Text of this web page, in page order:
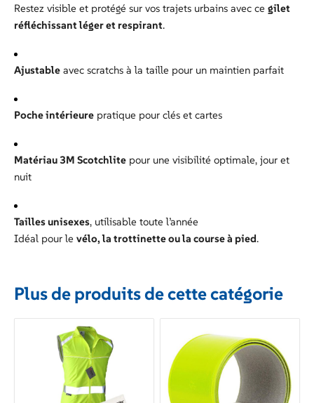
Restez visible et protégé sur vos trajets urbains avec ce gilet
réfléchissant léger et respirant.
Ajustable avec scratchs à la taille pour un maintien parfait
Poche intérieure pratique pour clés et cartes
Matériau 3M Scotchlite pour une visibilité optimale, jour et
nuit
Tailles unisexes, utilisable toute l’année
Idéal pour le vélo, la trottinette ou la course à pied.
Plus de produits de cette catégorie